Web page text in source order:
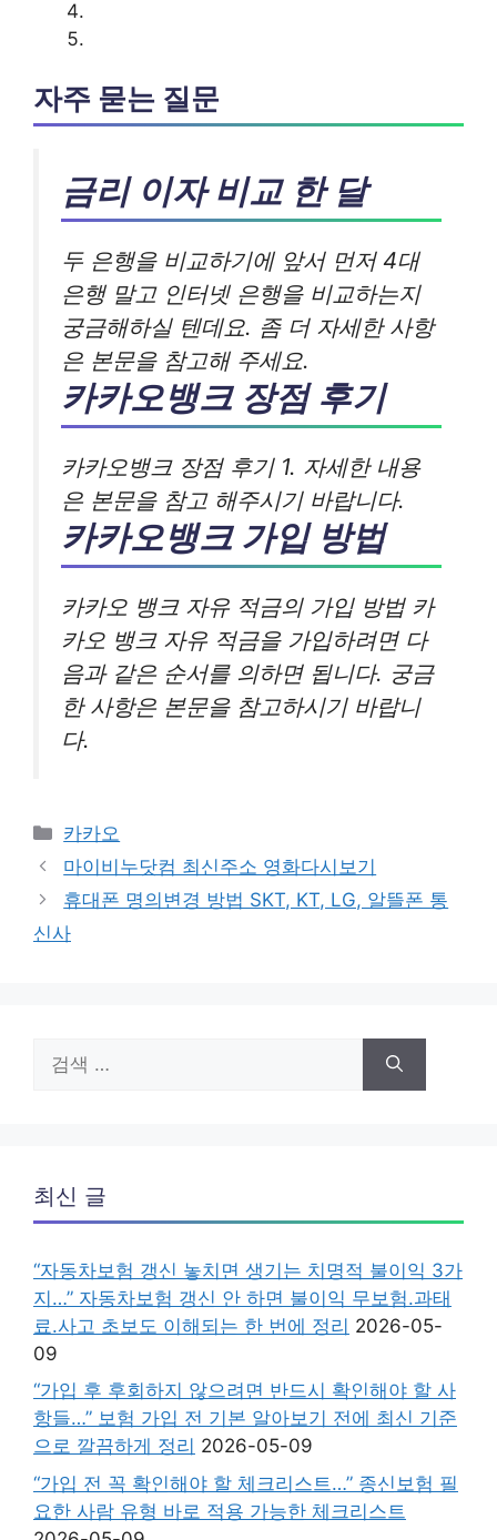
자주 묻는 질문
금리 이자 비교 한 달
두 은행을 비교하기에 앞서 먼저 4대
은행 말고 인터넷 은행을 비교하는지
궁금해하실 텐데요. 좀 더 자세한 사항
은 본문을 참고해 주세요.
카카오뱅크 장점 후기
카카오뱅크 장점 후기 1. 자세한 내용
은 본문을 참고 해주시기 바랍니다.
카카오뱅크 가입 방법
카카오 뱅크 자유 적금의 가입 방법 카
카오 뱅크 자유 적금을 가입하려면 다
음과 같은 순서를 의하면 됩니다. 궁금
한 사항은 본문을 참고하시기 바랍니
다.
카
테
고
리
카카오
마이비누닷컴 최신주소 영화다시보기
휴대폰 명의변경 방법 SKT, KT, LG, 알뜰폰 통
신사
색:
최신 글
“자동차보험 갱신 놓치면 생기는 치명적 불이익 3가
지…” 자동차보험 갱신 안 하면 불이익 무보험.과태
료.사고 초보도 이해되는 한 번에 정리 2026-05-
09
“가입 후 후회하지 않으려면 반드시 확인해야 할 사
항들…” 보험 가입 전 기본 알아보기 전에 최신 기준
으로 깔끔하게 정리 2026-05-09
“가입 전 꼭 확인해야 할 체크리스트…” 종신보험 필
요한 사람 유형 바로 적용 가능한 체크리스트